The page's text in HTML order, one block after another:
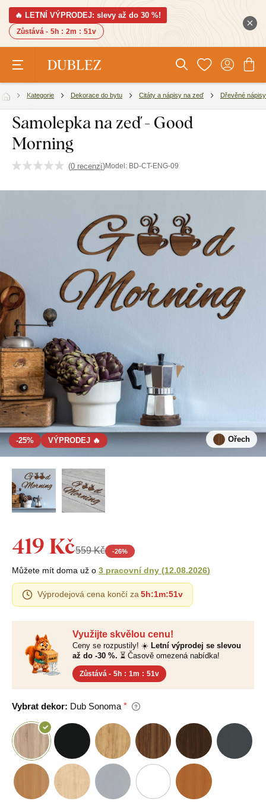
🔥 LETNÍ VÝPRODEJ: slevy až do 30 %!
Zůstává - 5h : 2m : 50v
Kategorie Dekorace do bytu Citáty a nápisy na zeď Dřevěné nápisy
Samolepka na zeď - Good
Morning
(0 recenzí)Model: BD-CT-ENG-09
-25% VÝPRODEJ 🔥 Ořech
Využijte skvělou cenu!
Ceny se rozpustily! ☀️ Letní výprodej se slevou
až do -30 %. ⏳ Časově omezená nabídka!
Zůstává - 5h : 1m : 50v
Vybrat dekor: Dub Sonoma
419 Kč559 Kč -26%
Můžete mít doma už o 3 pracovní dny (12.08.2026)
Výprodejová cena končí za 5h:1m:50v